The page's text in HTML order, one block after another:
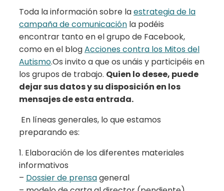
Toda la información sobre laestrategia de la
campaña de comunicación la podéis
encontrar tanto en el grupo de Facebook,
como en el blogAcciones contra los Mitos del
Autismo.Os invito a que os unáis y participéis en
los grupos de trabajo. Quien lo desee, puede
dejar sus datos y su disposición en los
mensajes de esta entrada.
En líneas generales, lo que estamos
preparando es:
1. Elaboración de los diferentes materiales
informativos
– Dossier de prensageneral